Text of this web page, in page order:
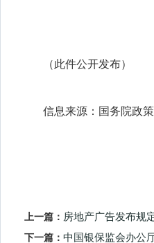
（此件公开发布）
信息来源：国务院政策
上一篇： 房地产广告发布规
下一篇： 中国银保监会办公